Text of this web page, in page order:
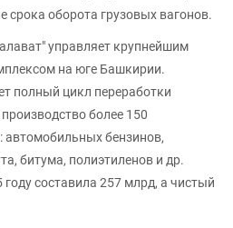
срока оборота грузовых вагонов.
управляет крупнейшим
на юге Башкирии.
полный цикл переработки
более 150
автомобильных бензинов,
битума, полиэтиленов и др.
составила 257 млрд, а чистый